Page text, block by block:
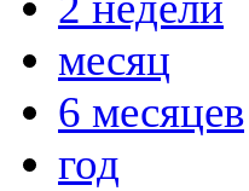
месяц
6 месяцев
год